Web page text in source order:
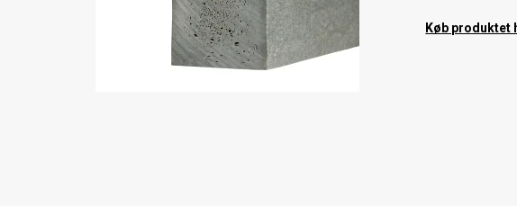
Køb produktet